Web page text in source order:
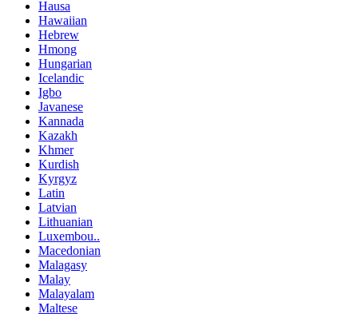
Hausa
Hawaiian
Hebrew
Hmong
Hungarian
Icelandic
Igbo
Javanese
Kannada
Kazakh
Khmer
Kurdish
Kyrgyz
Latin
Latvian
Lithuanian
Luxembou..
Macedonian
Malagasy
Malay
Malayalam
Maltese